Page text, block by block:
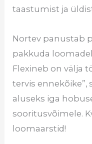
taastumist ja
Nortev panustab
pakkuda
Flexineb on välja
tervis
aluseks iga
sooritusvõimele.
loomaarstid!